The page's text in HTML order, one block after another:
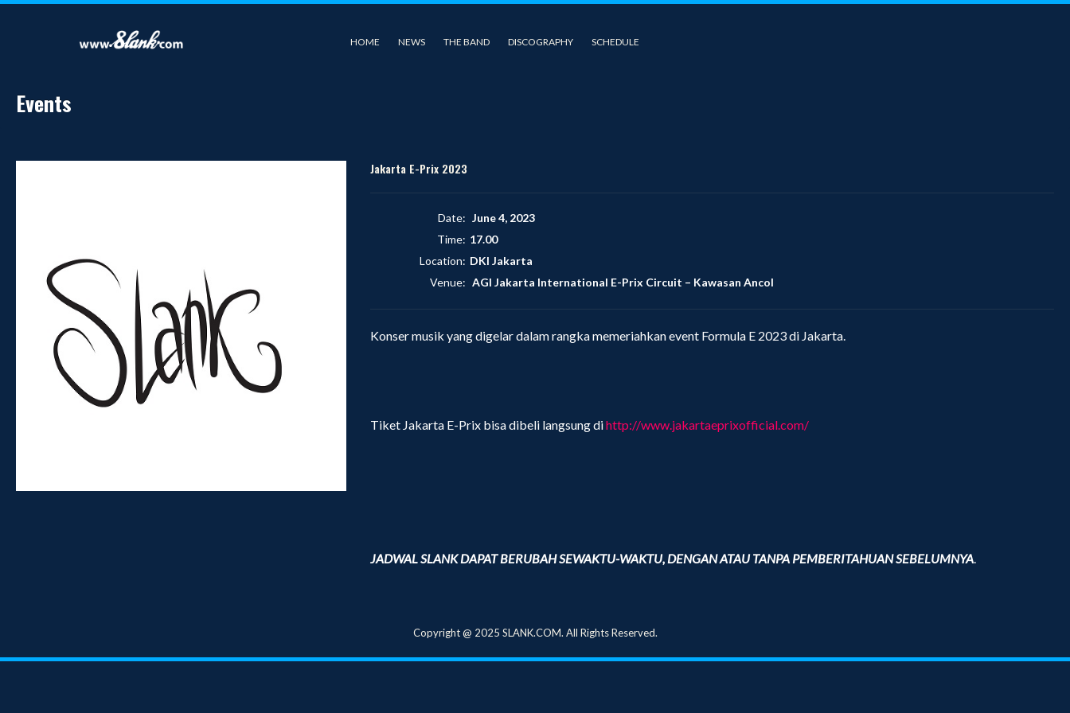
HOME NEWS THE BAND DISCOGRAPHY SCHEDULE
Events
Jakarta E-Prix 2023
Date: June 4, 2023
Time: 17.00
Location: DKI Jakarta
Venue: AGI Jakarta International E-Prix Circuit – Kawasan Ancol
Konser musik yang digelar dalam rangka memeriahkan event Formula E 2023 di Jakarta.
Tiket Jakarta E-Prix bisa dibeli langsung dihttp://www.jakartaeprixofficial.com/
JADWAL SLANK DAPAT BERUBAH SEWAKTU-WAKTU, DENGAN ATAU TANPA PEMBERITAHUAN SEBELUMNYA.
Copyright @ 2025 SLANK.COM. All Rights Reserved.